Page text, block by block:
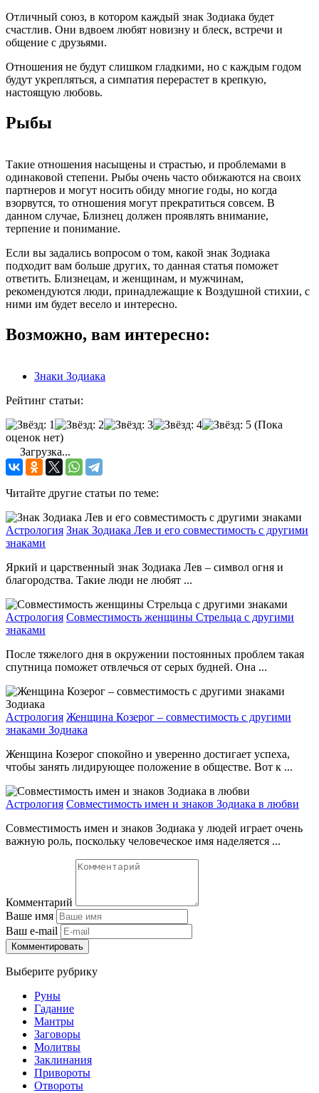
Отличный союз, в котором каждый знак Зодиака будет
счастлив. Они вдвоем любят новизну и блеск, встречи и
общение с друзьями.
Отношения не будут слишком гладкими, но с каждым годом
будут укрепляться, а симпатия перерастет в крепкую,
настоящую любовь.
Рыбы
Такие отношения насыщены и страстью, и проблемами в
одинаковой степени. Рыбы очень часто обижаются на своих
партнеров и могут носить обиду многие годы, но когда
взорвутся, то отношения могут прекратиться совсем. В
данном случае, Близнец должен проявлять внимание,
терпение и понимание.
Если вы задались вопросом о том, какой знак Зодиака
подходит вам больше других, то данная статья поможет
ответить. Близнецам, и женщинам, и мужчинам,
рекомендуются люди, принадлежащие к Воздушной стихии, с
ними им будет весело и интересно.
Возможно, вам интересно:
Знаки Зодиака
Рейтинг статьи:
(Пока
оценок нет)
Загрузка...
Читайте другие статьи по теме:
Астрология Знак Зодиака Лев и его совместимость с другими
знаками
Яркий и царственный знак Зодиака Лев – символ огня и
благородства. Такие люди не любят ...
Астрология Совместимость женщины Стрельца с другими
знаками
После тяжелого дня в окружении постоянных проблем такая
спутница поможет отвлечься от серых будней. Она ...
Астрология Женщина Козерог – совместимость с другими
знаками Зодиака
Женщина Козерог спокойно и уверенно достигает успеха,
чтобы занять лидирующее положение в обществе. Вот к ...
Астрология Совместимость имен и знаков Зодиака в любви
Совместимость имен и знаков Зодиака у людей играет очень
важную роль, поскольку человеческое имя наделяется ...
Комментарий
Ваше имя
Ваш e-mail
Комментировать
Выберите рубрику
Руны
Гадание
Мантры
Заговоры
Молитвы
Заклинания
Привороты
Отвороты